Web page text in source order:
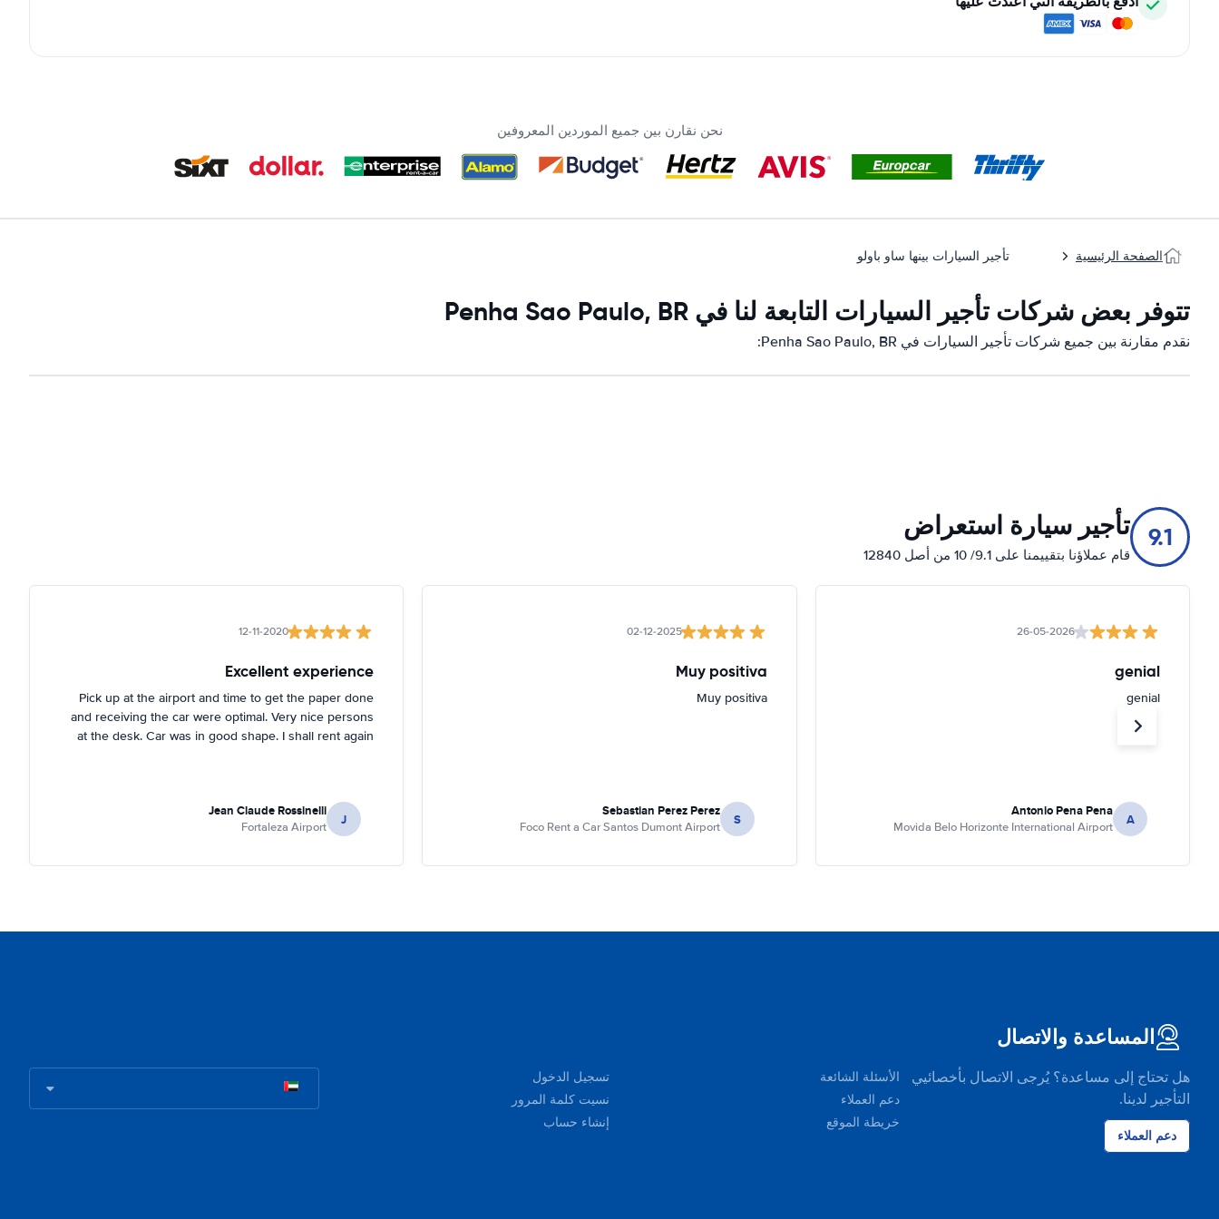
نحن نقارن بين جميع الموردين المعروفين
الصفحة الرئيسية تأجير السيارات بينها ساو باولو
تتوفر بعض شركات تأجير السيارات التابعة لنا في Penha Sao Paulo, BR
نقدم مقارنة بين جميع شركات تأجير السيارات في Penha Sao Paulo, BR:
9.1 تأجير سيارة استعراض
قام عملاؤنا بتقييمنا على 9.1/ 10 من أصل 12840
26-05-2026
genial
genial
A
Antonio Pena Pena
Movida Belo Horizonte International Airport
02-12-2025
Muy positiva
Muy positiva
S
Sebastian Perez Perez
Foco Rent a Car Santos Dumont Airport
12-11-2020
Excellent experience
Pick up at the airport and time to get the paper done
and receiving the car were optimal. Very nice persons
at the desk. Car was in good shape. I shall rent again
J
Jean Claude Rossinelli
Fortaleza Airport
المساعدة والاتصال
هل تحتاج إلى مساعدة؟ يُرجى الاتصال بأخصائيي
التأجير لدينا.
دعم العملاء
الأسئلة الشائعة
دعم العملاء
خريطة الموقع
تسجيل الدخول
نسيت كلمة المرور
إنشاء حساب